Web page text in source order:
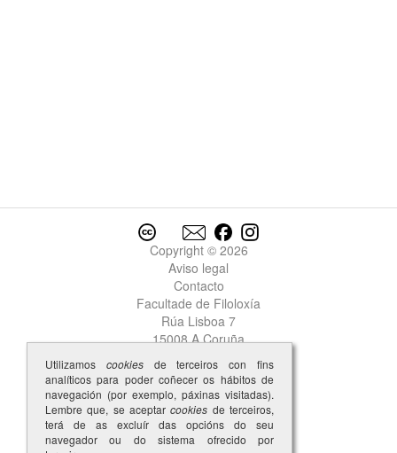
Copyright © 2026
Aviso legal
Contacto
Facultade de Filoloxía
Rúa Lisboa 7
15008 A Coruña
Utilizamos cookiesde terceiros con fins
analíticos para poder coñecer os hábitos de
navegación (por exemplo, páxinas visitadas).
Lembre que, se aceptarcookies de terceiros,
terá de as excluír das opcións do seu
navegador ou do sistema ofrecido por